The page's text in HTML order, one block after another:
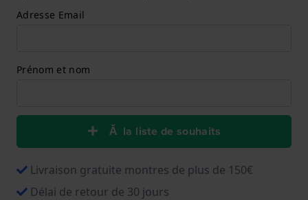
Adresse Email
Prénom et nom
Ă la liste de souhaits
Livraison gratuite montres de plus de 150€
Délai de retour de 30 jours